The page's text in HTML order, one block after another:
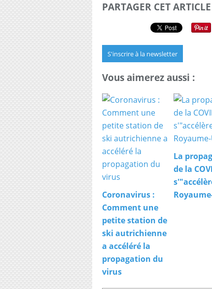
PARTAGER CET ARTICLE
S'inscrire à la newsletter
Vous aimerez aussi :
Coronavirus :
Comment une
petite station de
ski autrichienne
a accéléré la
propagation du
virus
La
de la